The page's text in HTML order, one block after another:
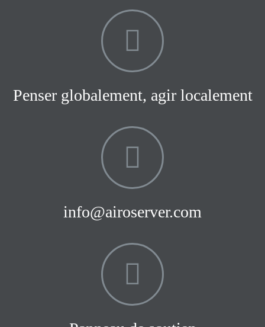
Penser globalement, agir localement
info@airoserver.com